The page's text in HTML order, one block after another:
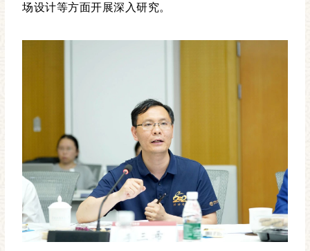
场设计等方面开展深入研究。